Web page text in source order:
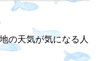
の天気が気になる人